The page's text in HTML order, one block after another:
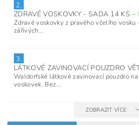
2.
ZDRAVÉ VOSKOVKY - SADA 14 KS–
Zdravé voskovky z pravého včelího
zářivých...
3.
LÁTKOVÉ ZAVINOVACÍ POUZDRO
Waldorfské látkové zavinovací pouzdro
voskovek. Bez...
ZOBRAZIT VÍCE